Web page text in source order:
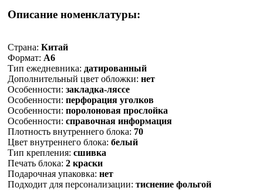
Описание номенклатуры:
Страна: Китай
Формат: А6
Тип ежедневника: датированный
Дополнительный цвет обложки: нет
Особенности: закладка-ляссе
Особенности: перфорация уголков
Особенности: поролоновая прослойка
Особенности: справочная информация
Плотность внутреннего блока: 70
Цвет внутреннего блока: белый
Тип крепления: сшивка
Печать блока: 2 краски
Подарочная упаковка: нет
Подходит для персонализации: тиснение фольгой